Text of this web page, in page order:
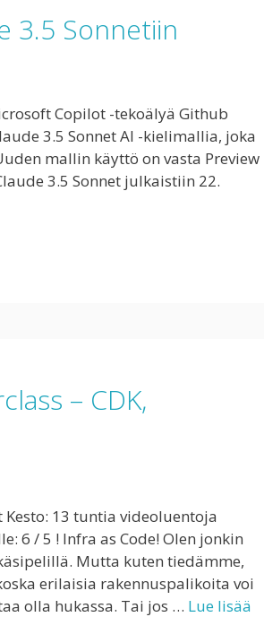
3.5 Sonnetiin
Copilot -tekoälyä Github
3.5 Sonnet AI -kielimallia, joka
mallin käyttö on vasta Preview
3.5 Sonnet julkaistiin 22.
– CDK,
13 tuntia videoluentoja
6 / 5 ! Infra as Code! Olen jonkin
Mutta kuten tiedämme,
erilaisia rakennuspalikoita voi
olla hukassa. Tai jos … Lue lisää